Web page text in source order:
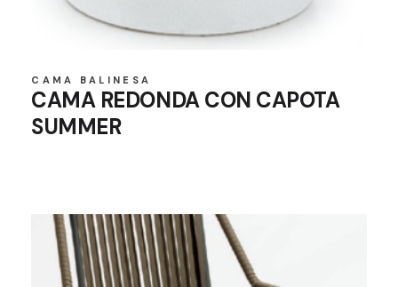
CAMA BALINESA
CAMA REDONDA CON CAPOTA
SUMMER